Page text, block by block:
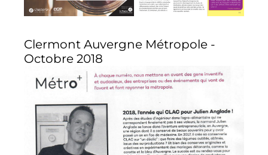
Clermont Auvergne Métropole -
Octobre 2018